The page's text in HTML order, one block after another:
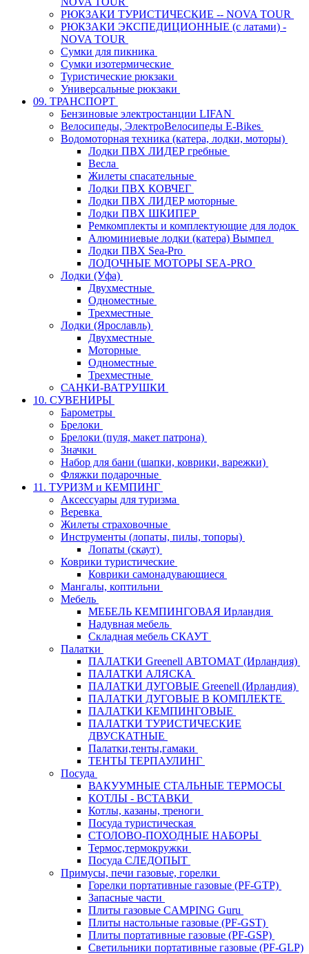
РЮКЗАКИ ТУРИСТИЧЕСКИЕ -- NOVA TOUR
РЮКЗАКИ ЭКСПЕДИЦИОННЫЕ (с латами) -
NOVA TOUR
Сумки для пикника
Сумки изотермические
Туристические рюкзаки
Универсальные рюкзаки
09. ТРАНСПОРТ
Бензиновые электростанции LIFAN
Велосипеды, ЭлектроВелосипеды E-Bikes
Водомоторная техника (катера, лодки, моторы)
Лодки ПВХ ЛИДЕР гребные
Весла
Жилеты спасательные
Лодки ПВХ КОВЧЕГ
Лодки ПВХ ЛИДЕР моторные
Лодки ПВХ ШКИПЕР
Ремкомплекты и комплектующие для лодок
Алюминиевые лодки (катера) Вымпел
Лодки ПВХ Sea-Pro
ЛОДОЧНЫЕ МОТОРЫ SEA-PRO
Лодки (Уфа)
Двухместные
Одноместные
Трехместные
Лодки (Ярославль)
Двухместные
Моторные
Одноместные
Трехместные
САНКИ-ВАТРУШКИ
10. СУВЕНИРЫ
Барометры
Брелоки
Брелоки (пуля, макет патрона)
Значки
Набор для бани (шапки, коврики, варежки)
Фляжки подарочные
11. ТУРИЗМ и КЕМПИНГ
Аксессуары для туризма
Веревка
Жилеты страховочные
Инструменты (лопаты, пилы, топоры)
Лопаты (скаут)
Коврики туристические
Коврики самонадувающиеся
Мангалы, коптильни
Мебель
МЕБЕЛЬ КЕМПИНГОВАЯ Ирландия
Надувная мебель
Складная мебель СКАУТ
Палатки
ПАЛАТКИ Greenell АВТОМАТ (Ирландия)
ПАЛАТКИ АЛЯСКА
ПАЛАТКИ ДУГОВЫЕ Greenell (Ирландия)
ПАЛАТКИ ДУГОВЫЕ В КОМПЛЕКТЕ
ПАЛАТКИ КЕМПИНГОВЫЕ
ПАЛАТКИ ТУРИСТИЧЕСКИЕ
ДВУСКАТНЫЕ
Палатки,тенты,гамаки
ТЕНТЫ ТЕРПАУЛИНГ
Посуда
ВАКУУМНЫЕ СТАЛЬНЫЕ ТЕРМОСЫ
КОТЛЫ - ВСТАВКИ
Котлы, казаны, треноги
Посуда туристическая
СТОЛОВО-ПОХОДНЫЕ НАБОРЫ
Термос,термокружки
Посуда СЛЕДОПЫТ
Примусы, печи газовые, горелки
Горелки портативные газовые (PF-GTP)
Запасные части
Плиты газовые CAMPING Guru
Плиты настольные газовые (PF-GST)
Плиты портативные газовые (PF-GSP)
Светильники портативные газовые (PF-GLP)